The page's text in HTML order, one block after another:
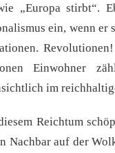
„Europa stirbt“.
ein, wenn er
Einwohner
im
Reichtum
Nachbar auf der